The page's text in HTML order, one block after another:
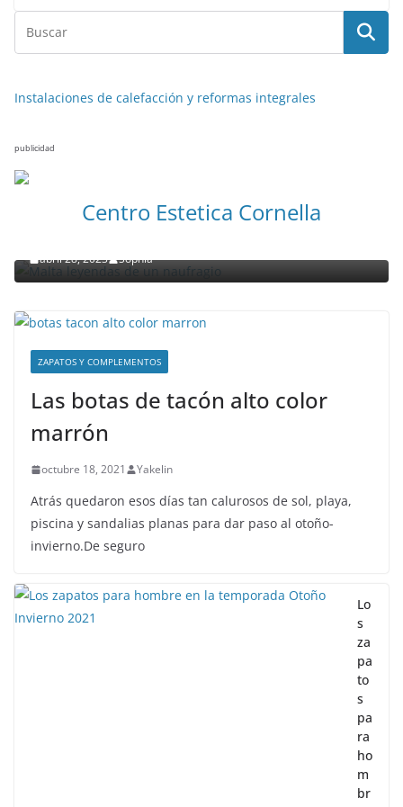
Instalaciones de calefacción y reformas integrales
publicidad
Centro Estetica Cornella
abril 28, 2023 Sophia
ZAPATOS Y COMPLEMENTOS
Las botas de tacón alto color
marrón
octubre 18, 2021 Yakelin
Atrás quedaron esos días tan calurosos de sol, playa,
piscina y sandalias planas para dar paso al otoño-
invierno.De seguro
Lo
s
za
pa
to
s
pa
ra
ho
m
br